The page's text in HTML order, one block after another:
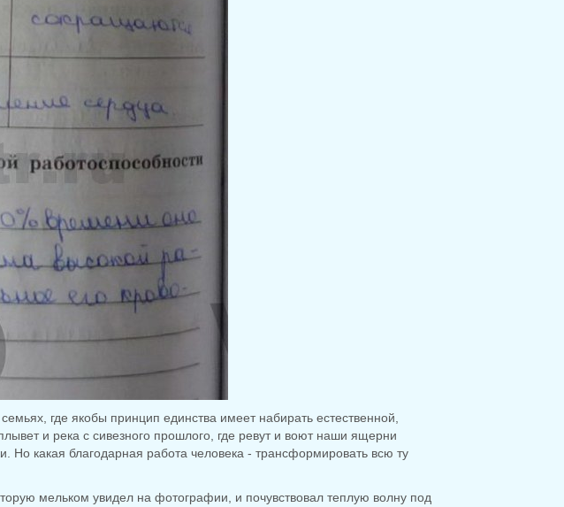
где якобы принцип единства имеет набирать естественной,
и река с сивезного прошлого, где ревут и воют наши ящерни
какая благодарная работа человека - трансформировать всю ту
мельком увидел на фотографии, и почувствовал теплую волну под